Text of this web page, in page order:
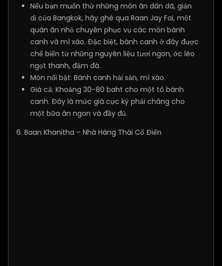
Nếu bạn muốn thử những món ăn dân dã, giản
dị của Bangkok, hãy ghé qua Raan Jay Fai, một
quán ăn nhỏ chuyên phục vụ các món bánh
canh và mì xào. Đặc biệt, bánh canh ở đây được
chế biến từ những nguyên liệu tươi ngon, ớc lèo
ngọt thanh, đậm đà.
Món nổi bật: Bánh canh hải sản, mì xào.
Giá cả: Khoảng 30-80 baht cho một tô bánh
canh. Đây là mức giá cực kỳ phải chăng cho
một bữa ăn ngon và đầy đủ.
6. Baan Khanitha – Nhà Hàng Thái Cổ Điển